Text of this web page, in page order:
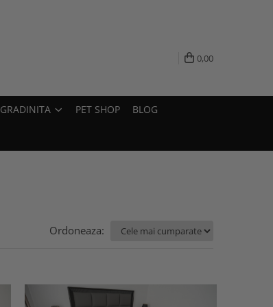
0,00
GRADINITA PET SHOP BLOG
Ordoneaza: